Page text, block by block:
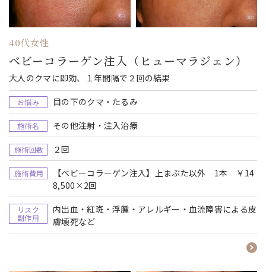
40代女性
ベビーコラーゲン注入（ヒューマラジェン）
大人のクマに即効、１年間隔で２回の結果
お悩み 目の下のクマ・たるみ
施術名 その他注射・注入治療
施術回数 ２回
施術費用
【ベビーコラーゲン注入】上まぶた以外 1本 ￥14
8,500×2回
リスク
副作用
内出血・紅斑・浮腫・アレルギー・血流障害による皮
膚壊死など